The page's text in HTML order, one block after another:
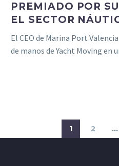
PREMIADO POR
EL SECTOR
El CEO de Marina Port
de manos de Yacht Moving
1 2 …